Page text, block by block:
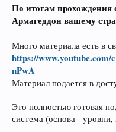
По итогам прохождения
Армагеддон вашему
Много материала есть в
https://
nPwA
Материал подается в
Это полностью готовая
система (основа -